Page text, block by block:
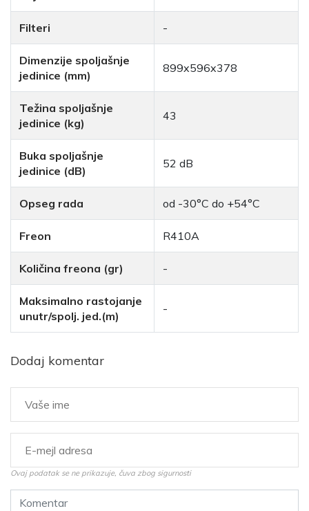
Filteri -
Dimenzije spoljašnje
jedinice (mm)
899x596x378
Težina spoljašnje
jedinice (kg)
43
Buka spoljašnje
jedinice (dB)
52 dB
Opseg rada od -30°C do +54°C
Freon R410A
Količina freona (gr) -
Maksimalno rastojanje
unutr/spolj. jed.(m)
-
Dodaj komentar
Ovaj podatak se ne prikazuje, čuva zbog sigurnosti